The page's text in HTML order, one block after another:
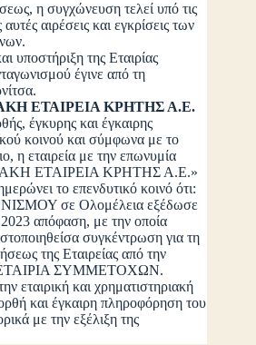
η συγχώνευση τελεί υπό τις
αιρέσεις και εγκρίσεις των
υποστήριξη της Εταιρίας
έγινε από τη
ΕΤΑΙΡΕΙΑ ΚΡΗΤΗΣ Α.Ε.
έγκυρης και έγκαιρης
κοινού και σύμφωνα με το
η εταιρεία με την επωνυμία
ΕΤΑΙΡΕΙΑ ΚΡΗΤΗΣ Α.Ε.»
το επενδυτικό κοινό ότι:
σε Ολομέλεια εξέδωσε
απόφαση, με την οποία
συγκέντρωση για τη
της Εταιρείας από την
ΣΥΜΜΕΤΟΧΩΝ.
εταιρική και χρηματιστηριακή
και έγκαιρη πληροφόρηση του
με την εξέλιξη της